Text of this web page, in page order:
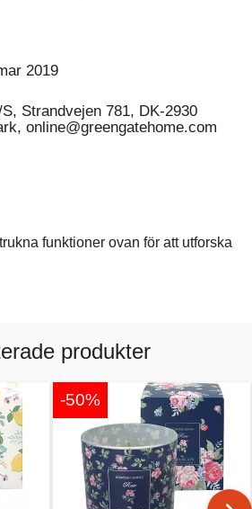
2019
Strandvejen 781, DK-2930
online@greengatehome.com
funktioner ovan för att utforska
produkter
-50%